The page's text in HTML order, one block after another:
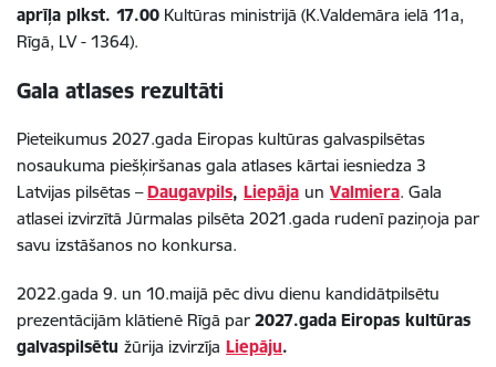
aprīļa plkst. 17.00 Kultūras ministrijā (K.Valdemāra ielā 11a,
Rīgā, LV - 1364).
Gala atlases rezultāti
Pieteikumus 2027.gada Eiropas kultūras galvaspilsētas
nosaukuma piešķiršanas gala atlases kārtai iesniedza 3
Latvijas pilsētas –Daugavpils, Liepāja un Valmiera. Gala
atlasei izvirzītā Jūrmalas pilsēta 2021.gada rudenī paziņoja par
savu izstāšanos no konkursa.
2022.gada 9. un 10.maijā pēc divu dienu kandidātpilsētu
prezentācijām klātienē Rīgā par 2027.gada Eiropas kultūras
galvaspilsētu žūrija izvirzīja Liepāju.